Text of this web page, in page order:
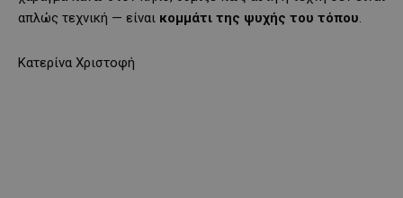
απλώς τεχνική — είναι κομμάτι της ψυχής του τόπου.
Κατερίνα Χριστοφή